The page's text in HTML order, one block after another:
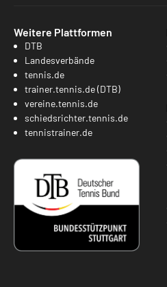
Weitere Plattformen
DTB
Landesverbände
tennis.de
trainer.tennis.de (DTB)
vereine.tennis.de
schiedsrichter.tennis.de
tennistrainer.de